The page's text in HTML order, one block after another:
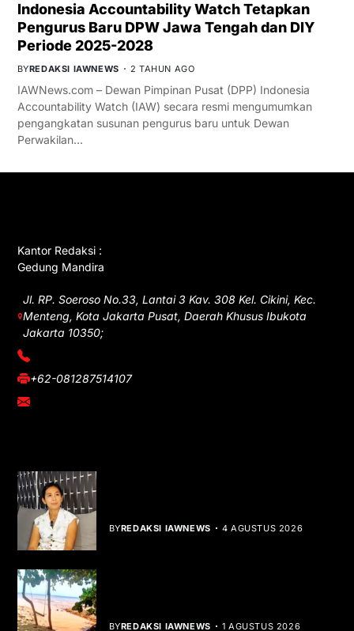
Indonesia Accountability Watch Tetapkan
Pengurus Baru DPW Jawa Tengah dan DIY
Periode 2025-2028
BYREDAKSI IAWNEWS 2 TAHUN AGO
IAWNews.com – Dewan Pimpinan Pusat (DPP) Indonesia
Accountability Watch (IAW) secara resmi mengumumkan
pengangkatan susunan pengurus baru untuk Dewan
Perwakilan…
Kantor Redaksi :
Gedung Mandira
Jl. RP. Soeroso No.33, Lantai 3 Kav. 308 Kel. Cikini, Kec.
Menteng, Kota Jakarta Pusat, Daerah Khusus Ibukota
Jakarta 10350;
(021) 3908026
+62-081287514107
adm@iawnews.com
BYREDAKSI IAWNEWS 4 AGUSTUS 2026
BYREDAKSI IAWNEWS 1 AGUSTUS 2026